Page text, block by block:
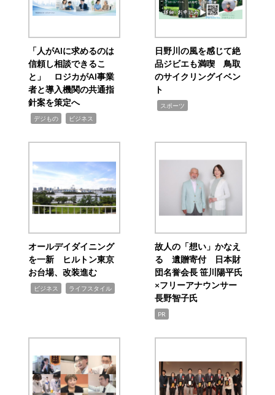
「人がAIに求めるのは
信頼し相談できるこ
と」 ロジカがAI事業
者と導入機関の共通指
針案を策定へ
デジもの ビジネス
日野川の風を感じて絶
品ジビエも満喫 鳥取
のサイクリングイベン
ト
スポーツ
オールデイダイニング
を一新 ヒルトン東京
お台場、改装進む
ビジネス ライフスタイル
故人の「想い」かなえ
る 遺贈寄付 日本財
団名誉会長 笹川陽平氏
×フリーアナウンサー
長野智子氏
PR